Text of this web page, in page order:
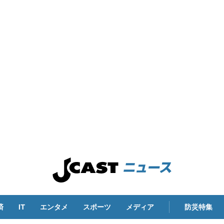
IT エンタメ スポーツ メディア 防災特集